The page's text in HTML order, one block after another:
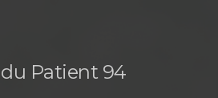
Patient 94